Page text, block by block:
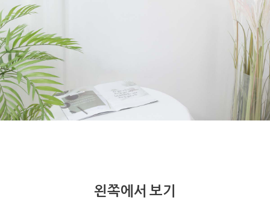
왼쪽에서 보기